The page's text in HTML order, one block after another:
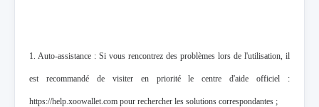
1. Auto-assistance : Si vous rencontrez des problèmes lors de l'utilisation, il
est recommandé de visiter en priorité le centre d'aide officiel :
https://help.xoowallet.com pour rechercher les solutions correspondantes ;